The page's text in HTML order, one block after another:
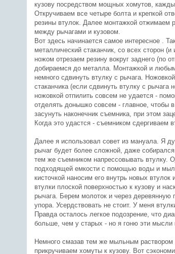
кузову посредством мощных хомутов,
Откручиваем все четыре болта и крепкой
резины втулок. Далее монтажкой отжимаем
между рычагами и кузовом.
Вот здесь начинается самое интересное .
металлический стаканчик, со всех сторон
ножом отрезаем резину вокруг заднего (по
добираемся до металла. Монтажкой и
немного сдвинуть втулку с рычага.
стаканчика (если сдвинуть втулку с
ножовкой отпилить совсем не удается -
отделять донышко совсем - главное, чтобы
засунуть наконечник съемника, при этом
Когда это удастся - съемником сдергиваем
Далее я использовал совет из мануала. Я
рычаг будет более сложной, даже
тем же съемником напрессовывать втулку.
подходящей емкости с помощью воды и
кисточкой наносим его внутрь новых
втулки плоской поверхностью к кузову и
рычага. Берем молоток и через деревянную
упора. Усердствовать не стоит. У меня
Правда осталось легкое подозрение, что
больше, чем у старых - но я гоню эти мысли
Немного смазав тем же мыльным
прикручиваем хомуты к кузову. Вот